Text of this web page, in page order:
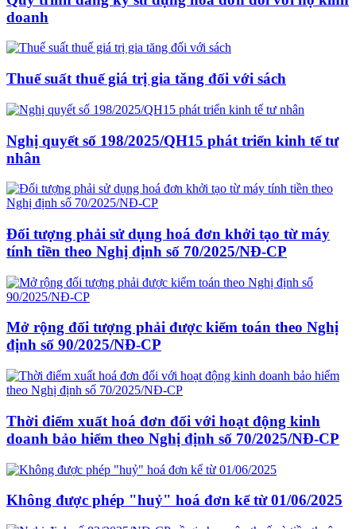
doanh
Thuế suất thuế giá trị gia tăng đối với sách
Nghị quyết số 198/2025/QH15 phát triển kinh tế tư
nhân
Đối tượng phải sử dụng hoá đơn khởi tạo từ máy
tính tiền theo Nghị định số 70/2025/NĐ-CP
Mở rộng đối tượng phải được kiểm toán theo Nghị
định số 90/2025/NĐ-CP
Thời điểm xuất hoá đơn đối với hoạt động kinh
doanh bảo hiểm theo Nghị định số 70/2025/NĐ-CP
Không được phép "huỷ" hoá đơn kể từ 01/06/2025